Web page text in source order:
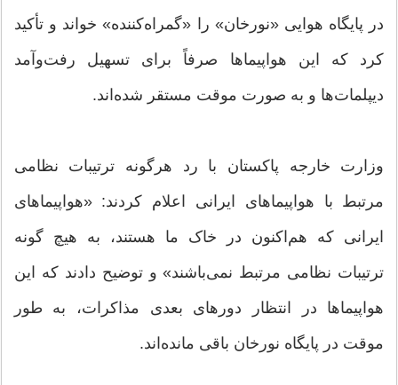
در پایگاه هوایی «نورخان» را «گمراه‌کننده» خواند و تأکید
کرد که این هواپیماها صرفاً برای تسهیل رفت‌وآمد
دیپلمات‌ها و به صورت موقت مستقر شده‌اند.
وزارت خارجه پاکستان با رد هرگونه ترتیبات نظامی
مرتبط با هواپیماهای ایرانی اعلام کردند: «هواپیماهای
ایرانی که هم‌اکنون در خاک ما هستند، به هیچ گونه
ترتیبات نظامی مرتبط نمی‌باشند» و توضیح دادند که این
هواپیماها در انتظار دورهای بعدی مذاکرات، به طور
موقت در پایگاه نورخان باقی مانده‌اند.